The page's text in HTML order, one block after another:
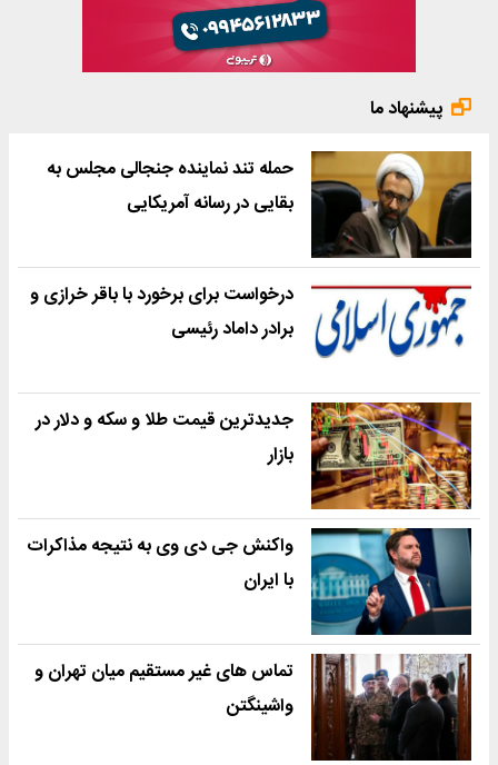
پیشنهاد ما
حمله تند نماینده جنجالی مجلس به
بقایی در رسانه آمریکایی
درخواست برای برخورد با باقر خرازی و
برادر داماد رئیسی
جدیدترین قیمت طلا و سکه و دلار در
بازار
واکنش جی دی وی به نتیجه مذاکرات
با ایران
تماس های غیر مستقیم میان تهران و
واشینگتن